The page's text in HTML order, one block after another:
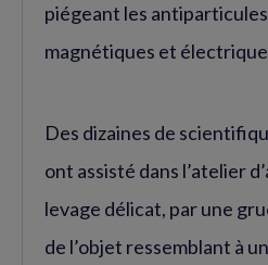
piégeant les antiparticules
magnétiques et
Des dizaines de
ont assisté dans l’atelier
levage délicat, par une
de l’objet ressemblant à